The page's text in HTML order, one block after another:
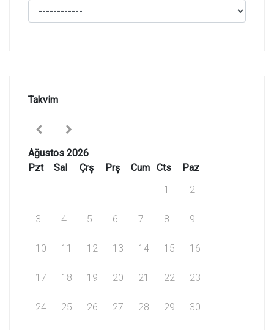
Takvim
Ağustos 2026
Pzt
Sal Çrş Prş Cum Cts
Paz
1
2
3 4 5 6 7 8 9
10 11 12 13 14 15 16
17 18 19 20 21 22 23
24 25 26 27 28 29 30